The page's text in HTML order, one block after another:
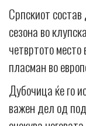
Српскиот
сезона во
четвртото
пласман во
Дубочица ќе го
важен дел од